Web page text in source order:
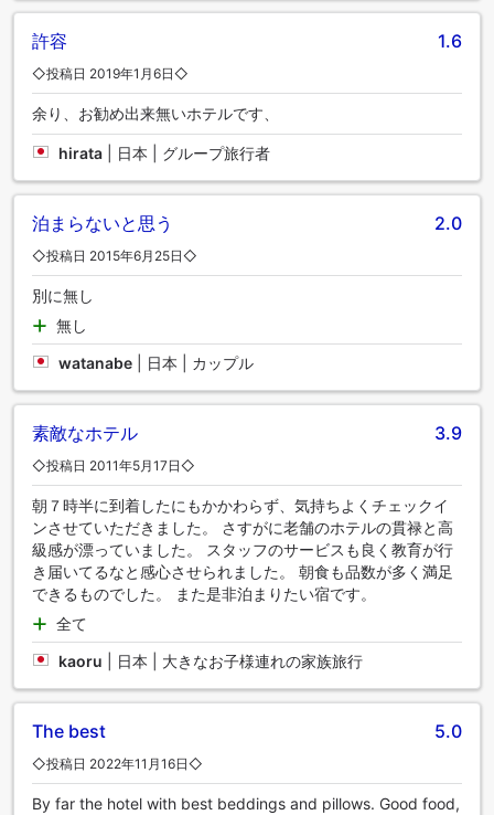
スパ施設で癒し、温かなリラクゼーションをご堪能くださ
い。スイミングプールに飛び込んで、完璧な休日を始めまし
許容 1.6
◇投稿日 2019年1月6日◇
余り、お勧め出来無いホテルです、
hirata 日本 | グループ旅行者
泊まらないと思う 2.0
◇投稿日 2015年6月25日◇
別に無し
無し
watanabe
日本 | カップル
素敵なホテル 3.9
◇投稿日 2011年5月17日◇
朝７時半に到着したにもかかわらず、気持ちよくチェックイ
ンさせていただきました。 さすがに老舗のホテルの貫禄と高
級感が漂っていました。 スタッフのサービスも良く教育が行
き届いてるなと感心させられました。 朝食も品数が多く満足
できるものでした。 また是非泊まりたい宿です。
全て
kaoru
日本 | 大きなお子様連れの家族旅行
The best 5.0
◇投稿日 2022年11月16日◇
By far the hotel with best beddings and pillows. Good food,